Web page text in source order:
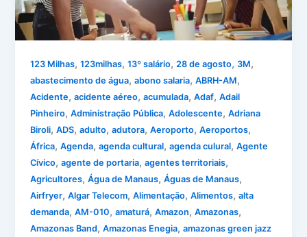
123 Milhas,123milhas,13º salário,28 de agosto,3M,
abastecimento de água,abono salaria,ABRH-AM,
Acidente,acidente aéreo,acumulada,Adaf,Adail
Pinheiro,Administração Pública,Adolescente,Adriana
Biroli,ADS,adulto,adutora,Aeroporto,Aeroportos,
África,Agenda,agenda cultural,agenda culural,Agente
Cívico,agente de portaria,agentes territoriais,
Agricultores,Água de Manaus,Águas de Manaus,
Airfryer,Algar Telecom,Alimentação,Alimentos,alta
demanda,AM-010,amaturá,Amazon,Amazonas,
Amazonas Band,Amazonas Enegia,amazonas green jazz